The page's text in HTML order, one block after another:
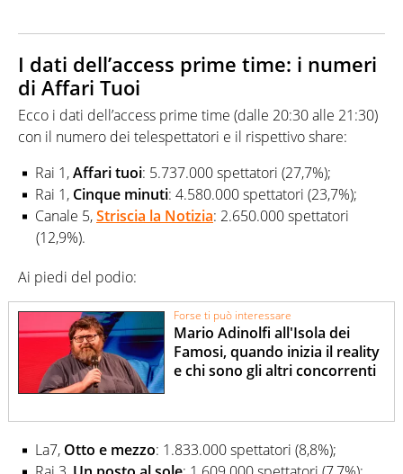
I dati dell’access prime time: i numeri
di Affari Tuoi
Ecco i dati dell’access prime time (dalle 20:30 alle 21:30)
con il numero dei telespettatori e il rispettivo share:
Rai 1,Affari tuoi: 5.737.000 spettatori (27,7%);
Rai 1, Cinque minuti: 4.580.000 spettatori (23,7%);
Canale 5,Striscia la Notizia: 2.650.000 spettatori
(12,9%).
Ai piedi del podio:
Forse ti può interessare
Mario Adinolfi all'Isola dei
Famosi, quando inizia il reality
e chi sono gli altri concorrenti
La7, Otto e mezzo: 1.833.000 spettatori (8,8%);